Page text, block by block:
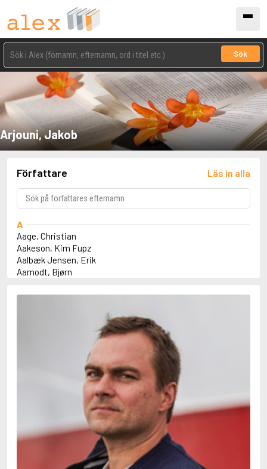
Sök
Arjouni, Jakob
Författare Läs in alla
A
Aage, Christian
Aakeson, Kim Fupz
Aalbæk Jensen, Erik
Aamodt, Bjørn
Abbey, Kieran
Abdel-Fattah, Randa
Aboulela, Leila
Abrahams, Peter (f. 1919)
Abrahams, Peter (f. 1947)
Abrahamson, Emmy